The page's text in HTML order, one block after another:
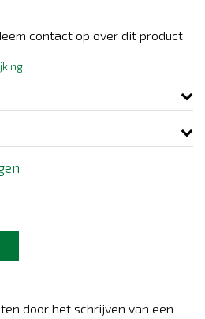
contact op over dit product
door het schrijven van een